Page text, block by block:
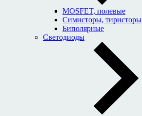
MOSFET, полевые
Симисторы, тиристоры
Биполярные
Светодиоды